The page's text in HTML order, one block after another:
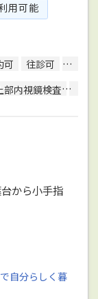
用可能
可 往診可
訪問
部内視鏡検査
から小手指
自分らしく暮